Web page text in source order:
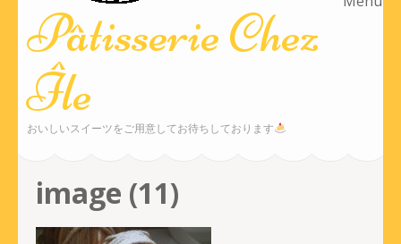
(Enter
押
す)
Pâtisserie Chez
Île
おいしいスイーツをご用意してお待ちしております
image (11)